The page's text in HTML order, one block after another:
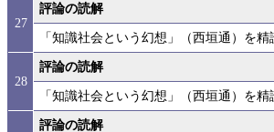
27
評論の読解
「知識社会という幻想」（西垣通）を精
28
評論の読解
「知識社会という幻想」（西垣通）を精
評論の読解